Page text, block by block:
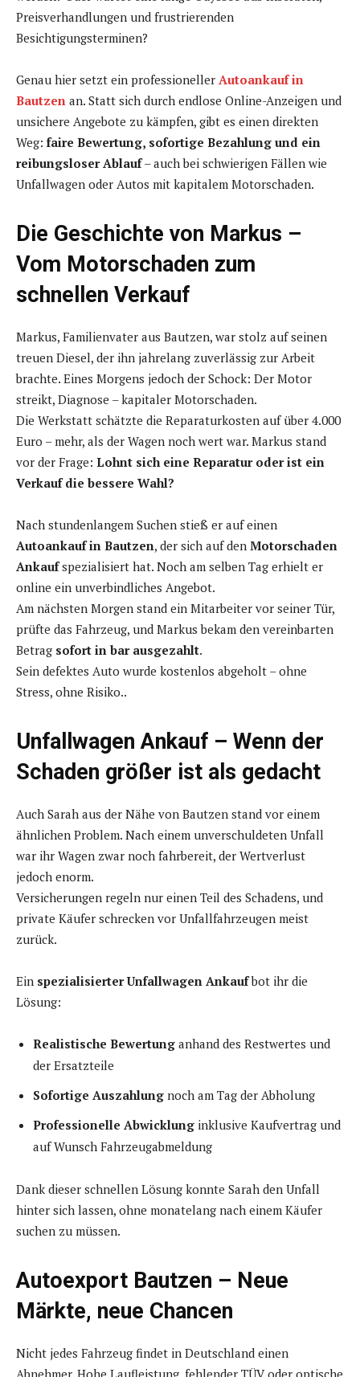
Preisverhandlungen und frustrierenden
Besichtigungsterminen?
Genau hier setzt ein professioneller Autoankauf in
Bautzen an. Statt sich durch endlose Online-Anzeigen und
unsichere Angebote zu kämpfen, gibt es einen direkten
Weg: faire Bewertung, sofortige Bezahlung und ein
reibungsloser Ablauf– auch bei schwierigen Fällen wie
Unfallwagen oder Autos mit kapitalem Motorschaden.
Die Geschichte von Markus –
Vom Motorschaden zum
schnellen Verkauf
Markus, Familienvater aus Bautzen, war stolz auf seinen
treuen Diesel, der ihn jahrelang zuverlässig zur Arbeit
brachte. Eines Morgens jedoch der Schock: Der Motor
streikt, Diagnose – kapitaler Motorschaden.
Die Werkstatt schätzte die Reparaturkosten auf über 4.000
Euro – mehr, als der Wagen noch wert war. Markus stand
vor der Frage: Lohnt sich eine Reparatur oder ist ein
Verkauf die bessere Wahl?
Nach stundenlangem Suchen stieß er auf einen
Autoankauf in Bautzen, der sich auf den Motorschaden
Ankaufspezialisiert hat. Noch am selben Tag erhielt er
online ein unverbindliches Angebot.
Am nächsten Morgen stand ein Mitarbeiter vor seiner Tür,
prüfte das Fahrzeug, und Markus bekam den vereinbarten
Betrag sofort in bar ausgezahlt.
Sein defektes Auto wurde kostenlos abgeholt – ohne
Stress, ohne Risiko..
Unfallwagen Ankauf – Wenn der
Schaden größer ist als gedacht
Auch Sarah aus der Nähe von Bautzen stand vor einem
ähnlichen Problem. Nach einem unverschuldeten Unfall
war ihr Wagen zwar noch fahrbereit, der Wertverlust
jedoch enorm.
Versicherungen regeln nur einen Teil des Schadens, und
private Käufer schrecken vor Unfallfahrzeugen meist
zurück.
Ein spezialisierter Unfallwagen Ankaufbot ihr die
Lösung:
Realistische Bewertung anhand des Restwertes und
der Ersatzteile
Sofortige Auszahlung noch am Tag der Abholung
Professionelle Abwicklung inklusive Kaufvertrag und
auf Wunsch Fahrzeugabmeldung
Dank dieser schnellen Lösung konnte Sarah den Unfall
hinter sich lassen, ohne monatelang nach einem Käufer
suchen zu müssen.
Autoexport Bautzen – Neue
Märkte, neue Chancen
Nicht jedes Fahrzeug findet in Deutschland einen